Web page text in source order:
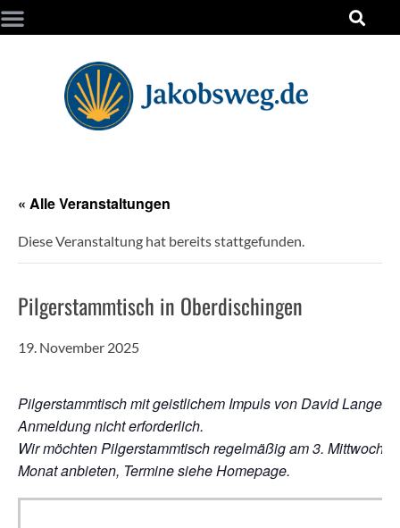
« Alle Veranstaltungen
Diese Veranstaltung hat bereits stattgefunden.
Pilgerstammtisch in Oberdischingen
19. November 2025
Pilgerstammtisch mit geistlichem Impuls von David Langer;
Anmeldung nicht erforderlich.
Wir möchten Pilgerstammtisch regelmäßig am 3. Mittwoch
Monat anbieten, Termine siehe Homepage.